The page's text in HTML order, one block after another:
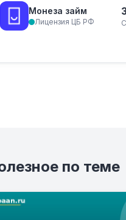
Монеза займ
Лицензия ЦБ РФ
по теме